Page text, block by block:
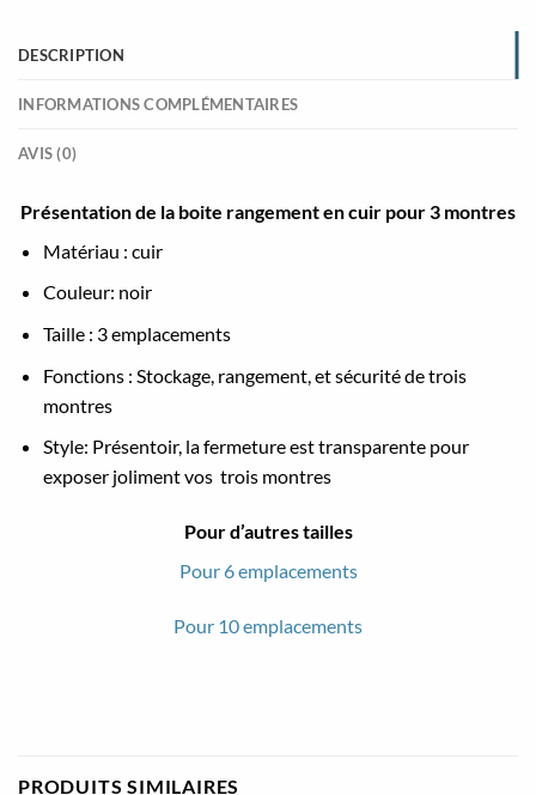
DESCRIPTION
INFORMATIONS COMPLÉMENTAIRES
AVIS (0)
Présentation de la boite rangement en cuir pour 3 montres
Matériau : cuir
Couleur: noir
Taille : 3 emplacements
Fonctions : Stockage, rangement, et sécurité de trois
montres
Style: Présentoir, la fermeture est transparente pour
exposer joliment vos trois montres
Pour d’autres tailles
Pour 6 emplacements
Pour 10 emplacements
PRODUITS SIMILAIRES